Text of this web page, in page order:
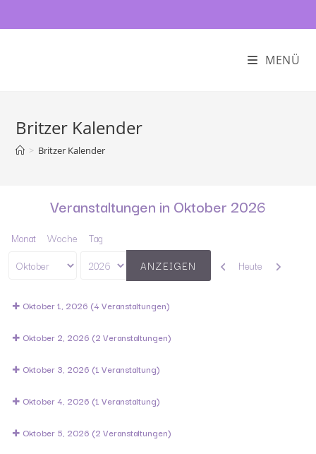
MENÜ
Britzer Kalender
> Britzer Kalender
Veranstaltungen in Oktober 2026
Monat Woche Tag
Monat
Jahr
Zurück
Heute Weiter
Oktober 1, 2026 (4 Veranstaltungen)
Oktober 2, 2026 (2 Veranstaltungen)
Oktober 3, 2026 (1 Veranstaltung)
Oktober 4, 2026 (1 Veranstaltung)
Oktober 5, 2026 (2 Veranstaltungen)